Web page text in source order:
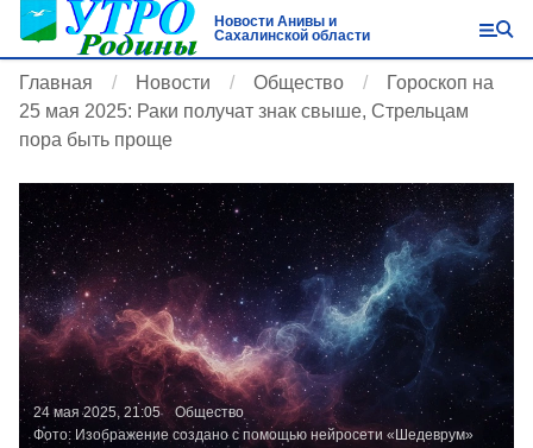
Новости Анивы и
Сахалинской области
Главная Новости Общество
Гороскоп на
25 мая 2025: Раки получат знак свыше, Стрельцам
пора быть проще
24 мая 2025, 21:05
Общество
Фото:Изображение создано с помощью нейросети «Шедеврум»